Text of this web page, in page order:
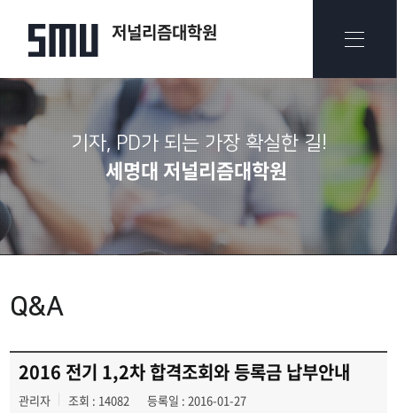
저널리즘대학원
기자, PD가 되는 가장 확실한 길!
세명대 저널리즘대학원
Q&A
2016 전기 1,2차 합격조회와 등록금 납부안내
관리자 조회 : 14082 등록일 : 2016-01-27